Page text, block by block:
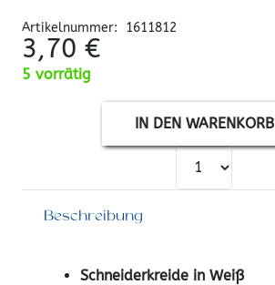
Artikelnummer: 1611812
3,70 €
5 vorrätig
IN DEN WARENKORB
Beschreibung
Schneiderkreide in Weiß